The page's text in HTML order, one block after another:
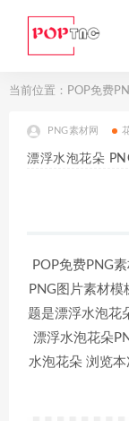
当前位置： POP免费
PNG素材网
漂浮水泡花朵
POP免费PNG
PNG图片素材
题是漂浮水泡花
漂浮水泡花朵
水泡花朵 浏览